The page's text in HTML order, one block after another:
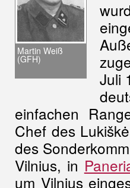
Martin Weiß
(GFH)
Juli
einfachen
Chef des
des
Vilnius, in
um Vilnius